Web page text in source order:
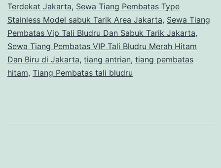
Terdekat Jakarta, Sewa Tiang Pembatas Type
Stainless Model sabuk Tarik Area Jakarta, Sewa Tiang
Pembatas Vip Tali Bludru Dan Sabuk Tarik Jakarta,
Sewa Tiang Pembatas VIP Tali Bludru Merah Hitam
Dan Biru di Jakarta, tiang antrian, tiang pembatas
hitam, Tiang Pembatas tali bludru